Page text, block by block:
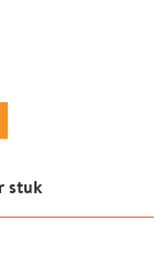
stuk